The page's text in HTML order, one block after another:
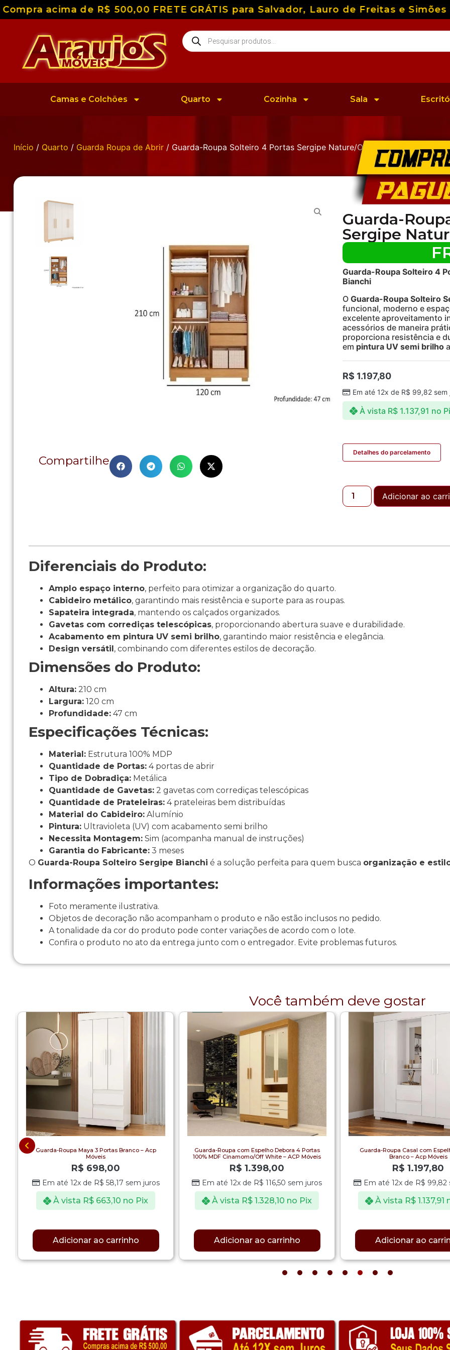
acima de R$ 500,00 FRETE GRÁTIS para Salvador, Lauro de Freitas e
Camas e Colchões Quarto Cozinha Sala
Início / Quarto / Guarda Roupa de Abrir / Guarda-Roupa Solteiro 4 Portas Sergipe Nature/Off White – Bianchi
Compartilhe
Guarda-
Sergipe
Guarda-Roupa Solteiro 4
Bianchi
O Guarda-Roupa Solteiro
funcional, moderno e
excelente aproveitamento
acessórios de maneira
proporciona resistência e
em pintura UV semi brilho
R$ 1.197,80
Em até 12x de R$ 99,82 sem
À vista R$1.137,91 no
Detalhes do parcelamento
Adicionar ao
Diferenciais do Produto:
Amplo espaço interno, perfeito para otimizar a organização do quarto.
Cabideiro metálico, garantindo mais resistência e suporte para as roupas.
Sapateira integrada, mantendo os calçados organizados.
Gavetas com corrediças telescópicas, proporcionando abertura suave e durabilidade.
Acabamento em pintura UV semi brilho, garantindo maior resistência e elegância.
Design versátil, combinando com diferentes estilos de decoração.
Dimensões do Produto:
Altura: 210 cm
Largura: 120 cm
Profundidade: 47 cm
Especificações Técnicas:
Material: Estrutura 100% MDP
Quantidade de Portas: 4 portas de abrir
Tipo de Dobradiça: Metálica
Quantidade de Gavetas: 2 gavetas com corrediças telescópicas
Quantidade de Prateleiras: 4 prateleiras bem distribuídas
Material do Cabideiro: Alumínio
Pintura: Ultravioleta (UV) com acabamento semi brilho
Necessita Montagem: Sim (acompanha manual de instruções)
Garantia do Fabricante: 3 meses
O Guarda-Roupa Solteiro Sergipe Bianchi é a solução perfeita para quem busca organização e
Informações importantes:
Foto meramente ilustrativa.
Objetos de decoração não acompanham o produto e não estão inclusos no pedido.
A tonalidade da cor do produto pode conter variações de acordo com o lote.
Confira o produto no ato da entrega junto com o entregador. Evite problemas futuros.
Você também deve gostar
Guarda-Roupa Maya 3 Portas Branco – Acp
Móveis
R$ 698,00
Em até 12x de R$ 58,17 sem juros
À vista R$ 663,10 no Pix
Adicionar ao carrinho
Guarda-Roupa com Espelho Debora 4 Portas
100% MDF Cinamomo/Off White – ACP Móveis
R$ 1.398,00
Em até 12x de R$ 116,50 sem juros
À vista R$ 1.328,10 no Pix
Adicionar ao carrinho
Guarda-Roupa Casal com
Branco – Acp Móveis
R$ 1.197,80
Em até 12x de R$ 99,82
À vista R$1.137,91
Adicionar ao